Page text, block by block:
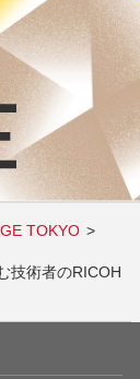
TOKYO
技術者のRICOH